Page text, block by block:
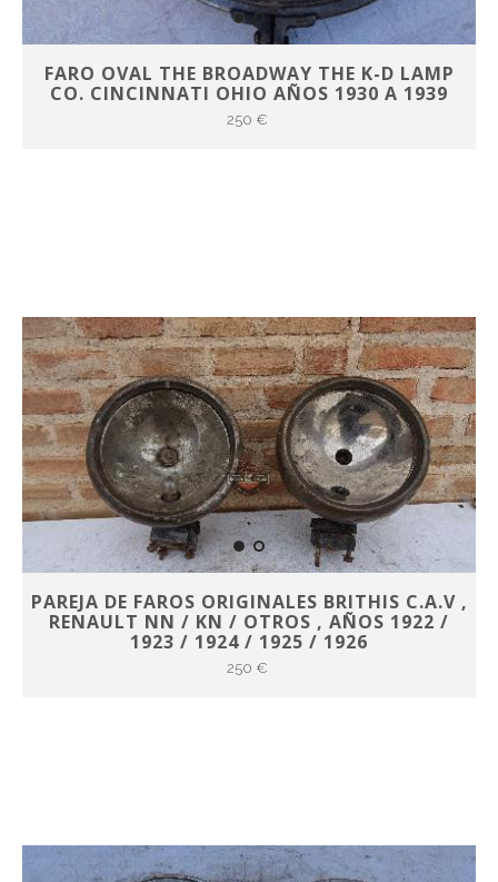
FARO OVAL THE BROADWAY THE K-D LAMP
CO. CINCINNATI OHIO AÑOS 1930 A 1939
250 €
PAREJA DE FAROS ORIGINALES BRITHIS C.A.V ,
RENAULT NN / KN / OTROS , AÑOS 1922 /
1923 / 1924 / 1925 / 1926
250 €